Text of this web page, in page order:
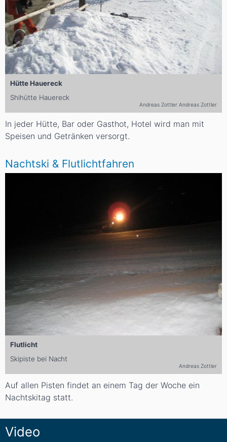
Hütte Hauereck
Shihütte Hauereck
Andreas Zottler Andreas Zottler
In jeder Hütte, Bar oder Gasthot, Hotel wird man mit
Speisen und Getränken versorgt.
Nachtski & Flutlichtfahren
Flutlicht
Skipiste bei Nacht
Andreas Zottler
Auf allen Pisten findet an einem Tag der Woche ein
Nachtskitag statt.
Video